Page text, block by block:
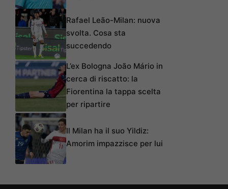
Rafael Leão-Milan: nuova
svolta. Cosa sta
succedendo
L’ex Bologna João Mário in
cerca di riscatto: la
Fiorentina la tappa scelta
per ripartire
Il Milan ha il suo Yildiz:
Amorim impazzisce per lui